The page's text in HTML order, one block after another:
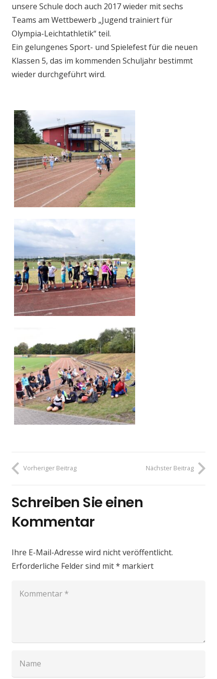
unsere Schule doch auch 2017 wieder mit sechs
Teams am Wettbewerb „Jugend trainiert für
Olympia-Leichtathletik“ teil.
Ein gelungenes Sport- und Spielefest für die neuen
Klassen 5, das im kommenden Schuljahr bestimmt
wieder durchgeführt wird.
Vorheriger Beitrag Nächster Beitrag
Schreiben Sie einen
Kommentar
Ihre E-Mail-Adresse wird nicht veröffentlicht.
Erforderliche Felder sind mit* markiert